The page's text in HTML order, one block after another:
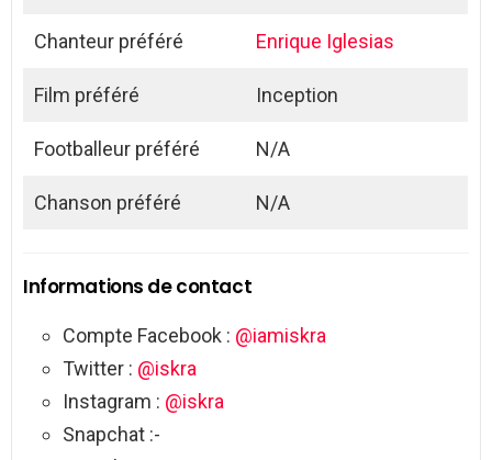
Chanteur préféré Enrique Iglesias
Film préféré Inception
Footballeur préféré N/A
Chanson préféré N/A
Informations de contact
Compte Facebook : @iamiskra
Twitter : @iskra
Instagram : @iskra
Snapchat :-